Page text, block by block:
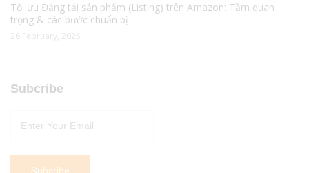
Tối ưu Đăng tải sản phẩm (Listing) trên Amazon: Tầm quan
trọng & các bước chuẩn bị
26 February, 2025
Subcribe